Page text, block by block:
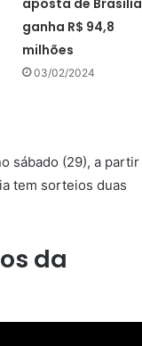
aposta de Brasília
ganha R$ 94,8
milhões
03/02/2024
sábado (29), a partir
tem sorteios duas
da